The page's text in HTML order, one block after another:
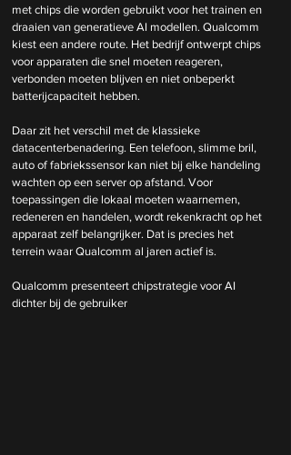
met chips die worden gebruikt voor het trainen en
draaien van generatieve AI modellen. Qualcomm
kiest een andere route. Het bedrijf ontwerpt chips
voor apparaten die snel moeten reageren,
verbonden moeten blijven en niet onbeperkt
batterijcapaciteit hebben.
Daar zit het verschil met de klassieke
datacenterbenadering. Een telefoon, slimme bril,
auto of fabriekssensor kan niet bij elke handeling
wachten op een server op afstand. Voor
toepassingen die lokaal moeten waarnemen,
redeneren en handelen, wordt rekenkracht op het
apparaat zelf belangrijker. Dat is precies het
terrein waar Qualcomm al jaren actief is.
Qualcomm presenteert chipstrategie voor AI
dichter bij de gebruiker